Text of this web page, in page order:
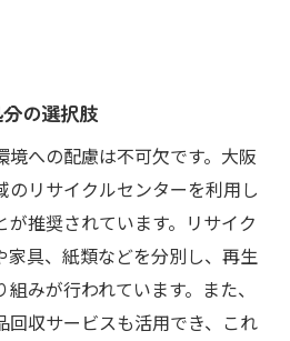
の選択肢
境への配慮は不可欠です。大阪
リサイクルセンターを利用し
推奨されています。リサイク
家具、紙類などを分別し、再生
みが行われています。また、
回収サービスも活用でき、これ